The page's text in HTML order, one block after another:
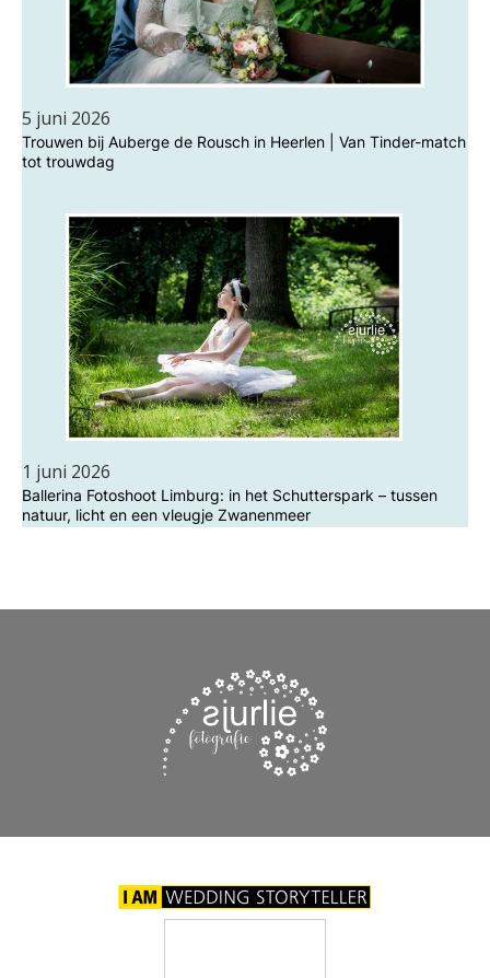
5 juni 2026
Trouwen bij Auberge de Rousch in Heerlen | Van Tinder-match
tot trouwdag
1 juni 2026
Ballerina Fotoshoot Limburg: in het Schutterspark – tussen
natuur, licht en een vleugje Zwanenmeer